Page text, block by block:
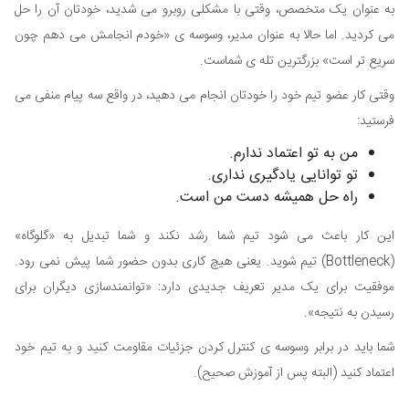
به عنوان یک متخصص، وقتی با مشکلی روبرو می شدید، خودتان آن را حل
می کردید. اما حالا به عنوان مدیر، وسوسه ی «خودم انجامش می دهم چون
سریع تر است» بزرگترین تله ی شماست.
وقتی کار عضو تیم خود را خودتان انجام می دهید، در واقع سه پیام منفی می
فرستید:
من به تو اعتماد ندارم.
تو توانایی یادگیری نداری.
راه حل همیشه دست من است.
این کار باعث می شود تیم شما رشد نکند و شما تبدیل به «گلوگاه»
(Bottleneck) تیم شوید. یعنی هیچ کاری بدون حضور شما پیش نمی رود.
موفقیت برای یک مدیر تعریف جدیدی دارد: «توانمندسازی دیگران برای
رسیدن به نتیجه».
شما باید در برابر وسوسه ی کنترل کردن جزئیات مقاومت کنید و به تیم خود
اعتماد کنید (البته پس از آموزش صحیح).